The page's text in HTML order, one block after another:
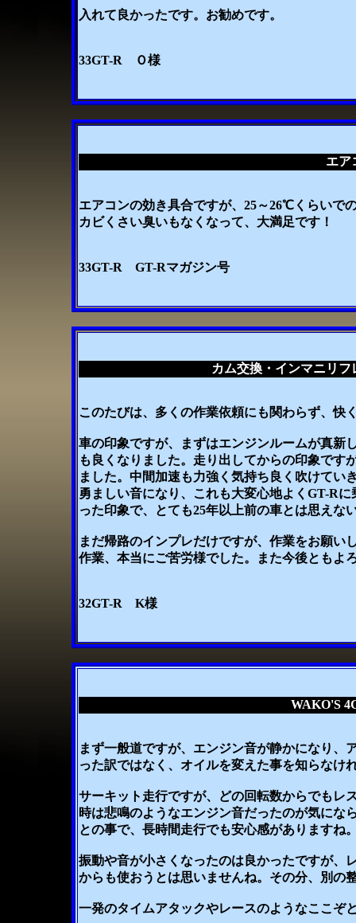
入れて良かったです。お勧めです。
33GT-R Ｏ様
エア
エアコンの効き具合ですが、25～26℃くらいで
カビくさい臭いもなくなって、大満足です！
33GT-R GT-Rマガジン号
カム交換・インマニリ
このたびは、多くの作業依頼にも関わらず、快
車の印象ですが、まずはエンジンルームが真新
も良くなりました。走り出してからの印象です
ました。中間加速も力強く気持ち良く吹けてい
勇ましい音になり、これも大変心地よくGT-R
った印象で、とても25年以上前の車とは思えな
まだ帰路のインプレだけですが、作業をお願い
作業、本当にご苦労様でした。また今後ともよ
32GT-R K様
WAKO'S
まず一般道ですが、エンジン音が静かになり、
った訳ではなく、オイルを変えた事を知らなけ
サーキット走行ですが、どの回転数からでもレ
時は悲鳴のようなエンジン音だったのが気にな
との事で、長時間走行でも安心感がありますね
振動や音が小さくなったのは良かったですが、
からも使おうとは思いませんね。その分、別の
一発のタイムアタックやレースのようなここぞ